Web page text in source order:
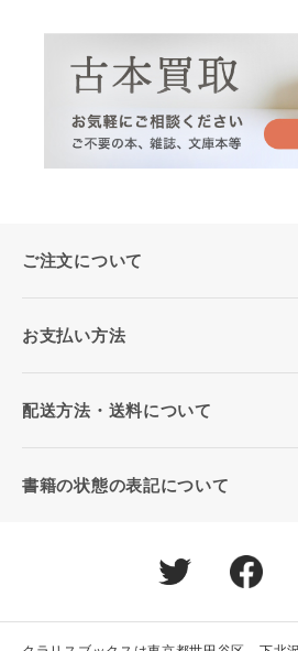
ご注文について
お支払い方法
配送方法・送料について
書籍の状態の表記について